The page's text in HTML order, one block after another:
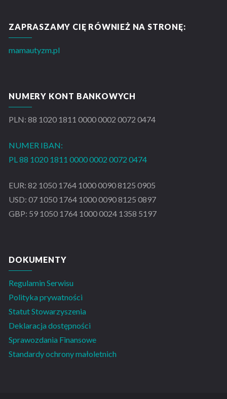
ZAPRASZAMY CIĘ RÓWNIEŻ NA STRONĘ:
mamautyzm.pl
NUMERY KONT BANKOWYCH
PLN: 88 1020 1811 0000 0002 0072 0474
NUMER IBAN:
PL 88 1020 1811 0000 0002 0072 0474
EUR: 82 1050 1764 1000 0090 8125 0905
USD: 07 1050 1764 1000 0090 8125 0897
GBP: 59 1050 1764 1000 0024 1358 5197
DOKUMENTY
Regulamin Serwisu
Polityka prywatności
Statut Stowarzyszenia
Deklaracja dostępności
Sprawozdania Finansowe
Standardy ochrony małoletnich